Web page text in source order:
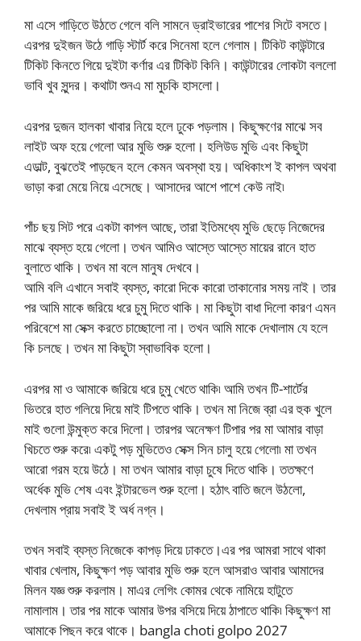
মা এসে গাড়িতে উঠতে গেলে বলি সামনে ড্রাইভারের পাশের সিটে বসতে।
এরপর দুইজন উঠে গাড়ি স্টার্ট করে সিনেমা হলে গেলাম। টিকিট কাউন্টারে
টিকিট কিনতে গিয়ে দুইটা কর্ণার এর টিকিট কিনি। কাউন্টারের লোকটা বললো
ভাবি খুব সুন্দর। কথাটা শুনএ মা মুচকি হাসলো।
এরপর দুজন হালকা খাবার নিয়ে হলে ঢুকে পড়লাম। কিছুক্ষণের মাঝে সব
লাইট অফ হয়ে গেলো আর মুভি শুরু হলো। হলিউড মুভি এবং কিছুটা
এডাল্ট, বুঝতেই পাড়ছেন হলে কেমন অবস্থা হয়। অধিকাংশ ই কাপল অথবা
ভাড়া করা মেয়ে নিয়ে এসেছে। আসাদের আশে পাশে কেউ নাই৷
পাঁচ ছয় সিট পরে একটা কাপল আছে, তারা ইতিমধ্যে মুভি ছেড়ে নিজেদের
মাঝে ব্যস্ত হয়ে গেলো। তখন আমিও আস্তে আস্তে মায়ের রানে হাত
বুলাতে থাকি। তখন মা বলে মানুষ দেখবে।
আমি বলি এখানে সবাই ব্যস্ত, কারো দিকে কারো তাকানোর সময় নাই। তার
পর আমি মাকে জরিয়ে ধরে চুমু দিতে থাকি। মা কিছুটা বাধা দিলো কারণ এমন
পরিবেশে মা সেক্স করতে চাচ্ছোলো না। তখন আমি মাকে দেখালাম যে হলে
কি চলছে। তখন মা কিছুটা স্বাভাবিক হলো।
এরপর মা ও আমাকে জরিয়ে ধরে চুমু খেতে থাকি৷ আমি তখন টি-শার্টের
ভিতরে হাত গলিয়ে দিয়ে মাই টিপতে থাকি। তখন মা নিজে ব্রা এর হুক খুলে
মাই গুলো উন্মুক্ত করে দিলো। তারপর অনেক্ষণ টিপার পর মা আমার বাড়া
খিচতে শুরু করে৷ একটু পড় মুভিতেও সেক্স সিন চালু হয়ে গেলো৷ মা তখন
আরো গরম হয়ে উঠে। মা তখন আমার বাড়া চুষে দিতে থাকি। ততক্ষণে
অর্ধেক মুভি শেষ এবং ইন্টারভেল শুরু হলো। হঠাৎ বাতি জলে উঠলো,
দেখলাম প্রায় সবাই ই অর্ধ নগ্ন।
তখন সবাই ব্যস্ত নিজেকে কাপড় দিয়ে ঢাকতে।এর পর আমরা সাথে থাকা
খাবার খেলাম, কিছুক্ষণ পড় আবার মুভি শুরু হলে আসরাও আবার আমাদের
মিলন যজ্ঞ শুরু করলাম। মাএর লেগিং কোমর থেকে নামিয়ে হাটুতে
নামালাম। তার পর মাকে আমার উপর বসিয়ে দিয়ে ঠাপাতে থাকি৷ কিছুক্ষণ মা
আমাকে পিছন করে থাকে। bangla choti golpo 2027